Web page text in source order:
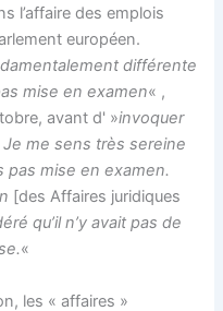
l’affaire des emplois
européen.
différente
mise en examen« ,
avant d' »invoquer
Je me sens très sereine
pas mise en examen.
[des Affaires juridiques
qu’il n’y avait pas de
«
les « affaires »